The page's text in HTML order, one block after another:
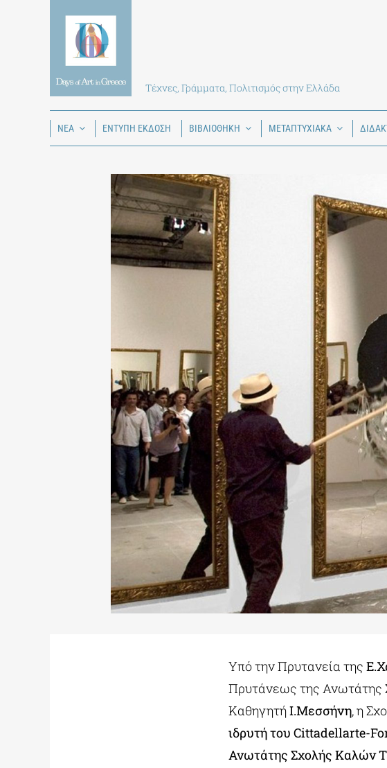
Τέχνες, Γράμματα, Πολιτισμός στην Ελλάδα
ΝΕΑ ΕΝΤΥΠΗ ΕΚΔΟΣΗ ΒΙΒΛΙΟΘΗΚΗ ΜΕΤΑΠΤΥΧΙΑΚΑ
Υπό την Πρυτανεία της
Πρυτάνεως της Ανωτάτης
ΚαθηγητήΙ.Μεσσήνη, η
ιδρυτή του Cittadellarte-
Ανωτάτης Σχολής Καλών